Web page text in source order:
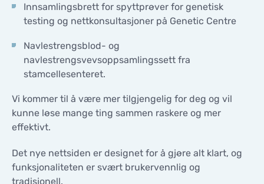
Innsamlingsbrett for spyttprøver for genetisk
testing og nettkonsultasjoner på Genetic Centre
Navlestrengsblod- og
navlestrengsvevsoppsamlingssett fra
stamcellesenteret.
Vi kommer til å være mer tilgjengelig for deg og vil
kunne løse mange ting sammen raskere og mer
effektivt.
Det nye nettsiden er designet for å gjøre alt klart, og
funksjonaliteten er svært brukervennlig og
tradisjonell.